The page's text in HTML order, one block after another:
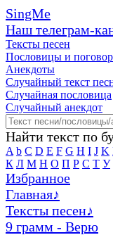
SingMe
Наш телеграм-
Тексты песен
Пословицы и
Анекдоты
Случайный текст
Случайная пословица
Случайный анекдот
Найти текст по
A b C D E F G H I J K
К Л М Н О П Р С Т У
Избранное
Главная♪
Тексты песен♪
9 грамм - Верю